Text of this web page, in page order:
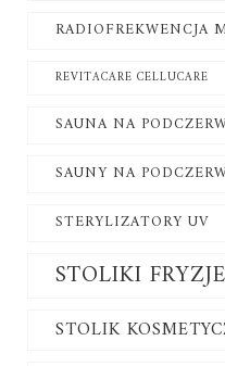
RADIOFREKWENCJA
REVITACARE CELLUCARE
SAUNA NA
SAUNY NA
STERYLIZATORY UV
STOLIKI
STOLIK